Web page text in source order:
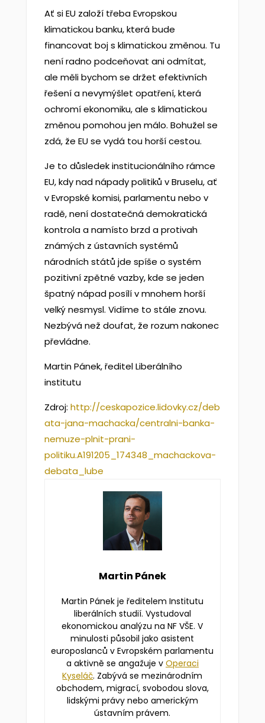
Ať si EU založí třeba Evropskou
klimatickou banku, která bude
financovat boj s klimatickou změnou. Tu
není radno podceňovat ani odmítat,
ale měli bychom se držet efektivních
řešení a nevymýšlet opatření, která
ochromí ekonomiku, ale s klimatickou
změnou pomohou jen málo. Bohužel se
zdá, že EU se vydá tou horší cestou.
Je to důsledek institucionálního rámce
EU, kdy nad nápady politiků v Bruselu, ať
v Evropské komisi, parlamentu nebo v
radě, není dostatečná demokratická
kontrola a namísto brzd a protivah
známých z ústavních systémů
národních států jde spíše o systém
pozitivní zpětné vazby, kde se jeden
špatný nápad posílí v mnohem horší
velký nesmysl. Vidíme to stále znovu.
Nezbývá než doufat, že rozum nakonec
převládne.
Martin Pánek, ředitel Liberálního
institutu
Zdroj: http://ceskapozice.lidovky.cz/deb
ata-jana-machacka/centralni-banka-
nemuze-plnit-prani-
politiku.A191205_174348_machackova-
debata_lube
Martin Pánek
Martin Pánek je ředitelem Institutu
liberálních studií. Vystudoval
ekonomickou analýzu na NF VŠE. V
minulosti působil jako asistent
europoslanců v Evropském parlamentu
a aktivně se angažuje v Operaci
Kyseláč. Zabývá se mezinárodním
obchodem, migrací, svobodou slova,
lidskými právy nebo americkým
ústavním právem.